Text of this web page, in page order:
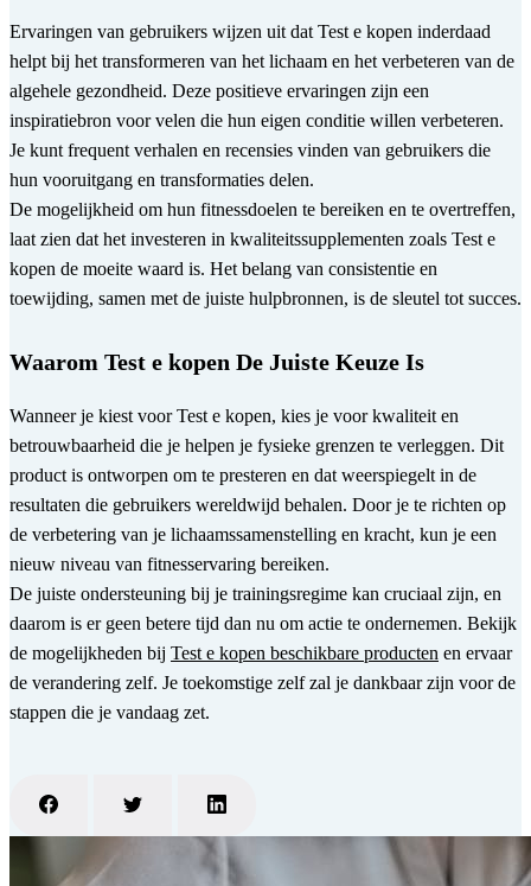
Ervaringen van gebruikers wijzen uit dat Test e kopen inderdaad
helpt bij het transformeren van het lichaam en het verbeteren van de
algehele gezondheid. Deze positieve ervaringen zijn een
inspiratiebron voor velen die hun eigen conditie willen verbeteren.
Je kunt frequent verhalen en recensies vinden van gebruikers die
hun vooruitgang en transformaties delen.
De mogelijkheid om hun fitnessdoelen te bereiken en te overtreffen,
laat zien dat het investeren in kwaliteitssupplementen zoals Test e
kopen de moeite waard is. Het belang van consistentie en
toewijding, samen met de juiste hulpbronnen, is de sleutel tot succes.
Waarom Test e kopen De Juiste Keuze Is
Wanneer je kiest voor Test e kopen, kies je voor kwaliteit en
betrouwbaarheid die je helpen je fysieke grenzen te verleggen. Dit
product is ontworpen om te presteren en dat weerspiegelt in de
resultaten die gebruikers wereldwijd behalen. Door je te richten op
de verbetering van je lichaamssamenstelling en kracht, kun je een
nieuw niveau van fitnesservaring bereiken.
De juiste ondersteuning bij je trainingsregime kan cruciaal zijn, en
daarom is er geen betere tijd dan nu om actie te ondernemen. Bekijk
de mogelijkheden bij Test e kopen beschikbare producten en ervaar
de verandering zelf. Je toekomstige zelf zal je dankbaar zijn voor de
stappen die je vandaag zet.